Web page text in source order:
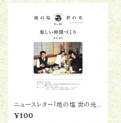
ニュースレター「地の塩 世の光」
No.90『楽しい仲間づくり』
¥100